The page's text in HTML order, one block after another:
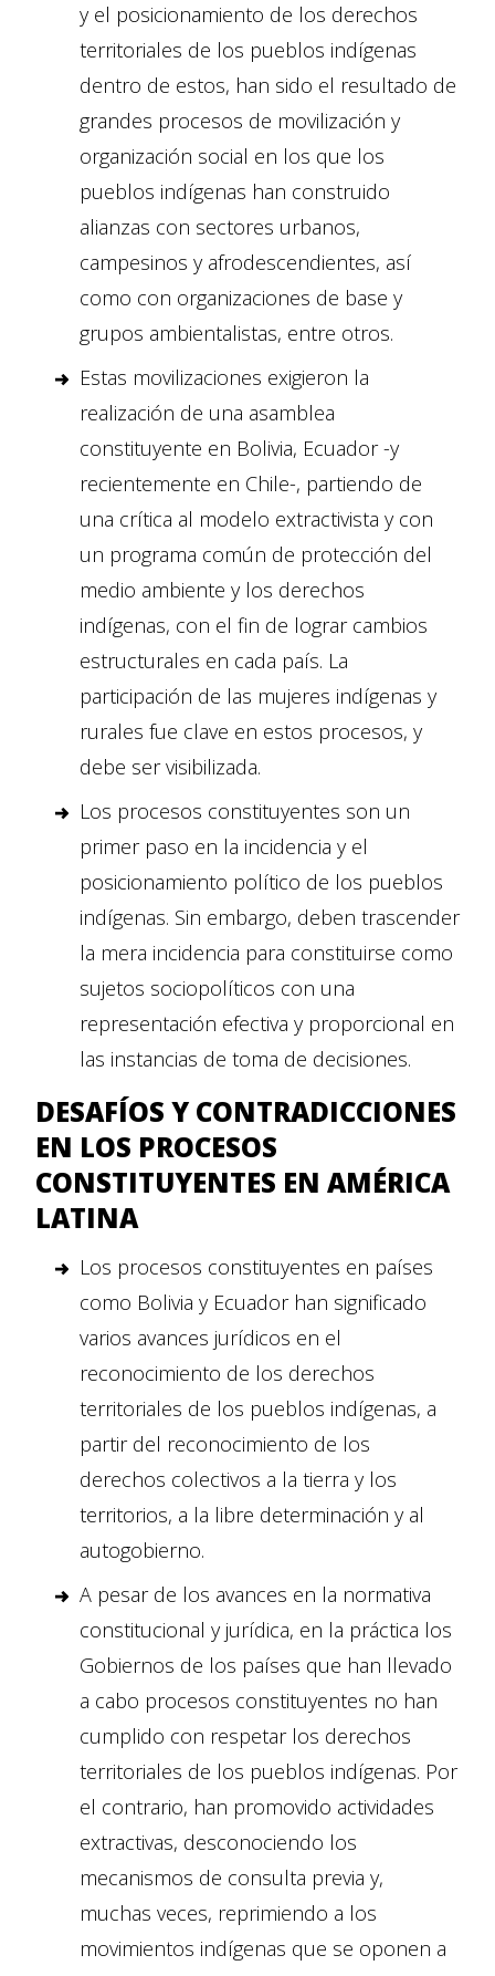
y el posicionamiento de los derechos
territoriales de los pueblos indígenas
dentro de estos, han sido el resultado de
grandes procesos de movilización y
organización social en los que los
pueblos indígenas han construido
alianzas con sectores urbanos,
campesinos y afrodescendientes, así
como con organizaciones de base y
grupos ambientalistas, entre otros.
Estas movilizaciones exigieron la
realización de una asamblea
constituyente en Bolivia, Ecuador -y
recientemente en Chile-, partiendo de
una crítica al modelo extractivista y con
un programa común de protección del
medio ambiente y los derechos
indígenas, con el fin de lograr cambios
estructurales en cada país. La
participación de las mujeres indígenas y
rurales fue clave en estos procesos, y
debe ser visibilizada.
Los procesos constituyentes son un
primer paso en la incidencia y el
posicionamiento político de los pueblos
indígenas. Sin embargo, deben trascender
la mera incidencia para constituirse como
sujetos sociopolíticos con una
representación efectiva y proporcional en
las instancias de toma de decisiones.
DESAFÍOS Y CONTRADICCIONES
EN LOS PROCESOS
CONSTITUYENTES EN AMÉRICA
LATINA
Los procesos constituyentes en países
como Bolivia y Ecuador han significado
varios avances jurídicos en el
reconocimiento de los derechos
territoriales de los pueblos indígenas, a
partir del reconocimiento de los
derechos colectivos a la tierra y los
territorios, a la libre determinación y al
autogobierno.
A pesar de los avances en la normativa
constitucional y jurídica, en la práctica los
Gobiernos de los países que han llevado
a cabo procesos constituyentes no han
cumplido con respetar los derechos
territoriales de los pueblos indígenas. Por
el contrario, han promovido actividades
extractivas, desconociendo los
mecanismos de consulta previa y,
muchas veces, reprimiendo a los
movimientos indígenas que se oponen a